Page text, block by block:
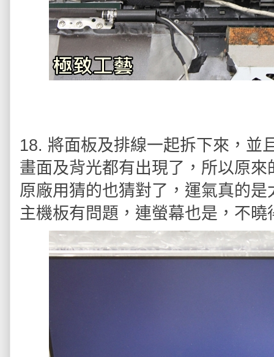
18. 將面板及排線一起拆下來，並
畫面及背光都有出現了，所以原
原廠用猜的也猜對了，運氣真的
主機板有問題，連螢幕也是，不